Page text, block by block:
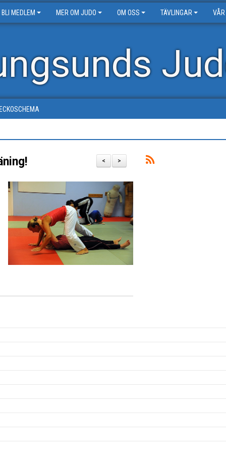
BLI MEDLEM MER OM JUDO OM OSS TÄVLINGAR VÅR
>
<